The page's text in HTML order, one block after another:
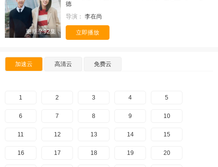
更新至92集
德
导演： 李在尚
立即播放
加速云 高清云 免费云
1 2 3 4 5
6 7 8 9 10
11 12 13 14 15
16 17 18 19 20